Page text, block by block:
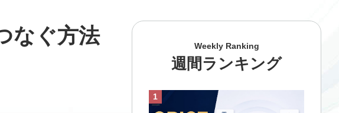
なぐ方法
Weekly Ranking
週間ランキング